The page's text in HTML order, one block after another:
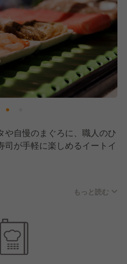
や自慢のまぐろに、職人のひ
司が手軽に楽しめるイートイ
シャリ」の寿司をリーズナブ
もっと読む